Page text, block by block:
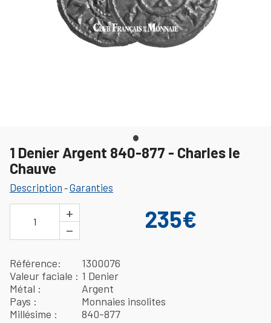
1 Denier Argent 840-877 - Charles le
Chauve
Description -Garanties
1
+
−
235€
Référence
1300076
Valeur faciale
1 Denier
Métal
Argent
Pays
Monnaies insolites
Millésime
840-877